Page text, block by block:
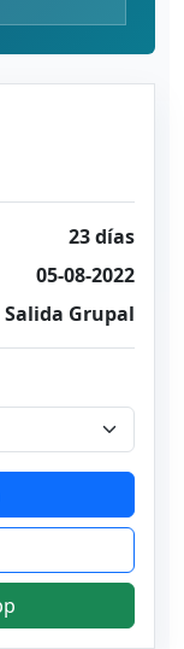
23 días
05-08-2022
Salida Grupal